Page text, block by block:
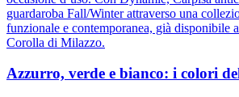
guardaroba Fall/Winter attraverso una
funzionale e contemporanea, già disponibile
Corolla di Milazzo.
Azzurro, verde e bianco: i colori